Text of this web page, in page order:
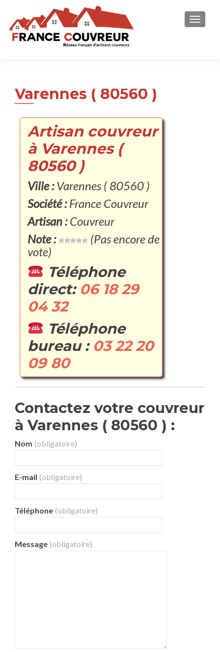
Varennes ( 80560 )
Artisan couvreur
à Varennes (
80560 )
Ville :Varennes ( 80560 )
Société :France Couvreur
Artisan :Couvreur
Note :
(Pas encore de
vote)
Téléphone
direct: 06 18 29
04 32
Téléphone
bureau : 03 22 20
09 80
Contactez votre couvreur
à Varennes ( 80560 ) :
Nom (obligatoire)
E-mail (obligatoire)
Téléphone (obligatoire)
Message (obligatoire)